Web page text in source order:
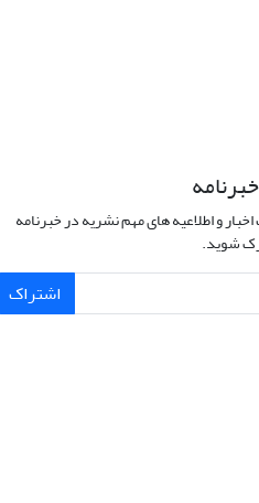
و اطلاعیه های مهم نشریه در خبرنامه
شوید.
اشتراک